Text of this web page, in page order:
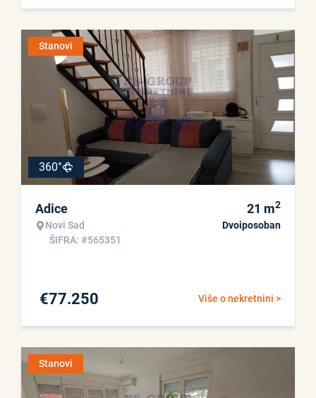
Stanovi
360°
Adice
Novi Sad
ŠIFRA: #565351
21 m2
Dvoiposoban
Više o nekretnini >
€77.250
Stanovi